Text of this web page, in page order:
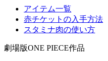
アイテム一覧
赤チケットの入手方法
スタミナ肉の使い方
劇場版ONE PIECE作品